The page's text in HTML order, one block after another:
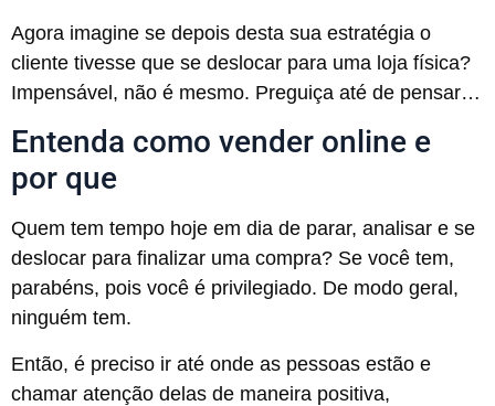
Agora imagine se depois desta sua estratégia o
cliente tivesse que se deslocar para uma loja física?
Impensável, não é mesmo. Preguiça até de pensar…
Entenda como vender online e
por que
Quem tem tempo hoje em dia de parar, analisar e se
deslocar para finalizar uma compra? Se você tem,
parabéns, pois você é privilegiado. De modo geral,
ninguém tem.
Então, é preciso ir até onde as pessoas estão e
chamar atenção delas de maneira positiva,